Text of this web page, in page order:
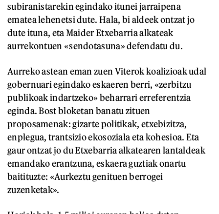
subiranistarekin egindako itunei jarraipena
ematea lehenetsi dute. Hala, bi aldeek ontzat jo
dute ituna, eta Maider Etxebarria alkateak
aurrekontuen «sendotasuna» defendatu du.
Aurreko astean eman zuen Viterok koalizioak udal
gobernuari egindako eskaeren berri, «zerbitzu
publikoak indartzeko» beharrari erreferentzia
eginda. Bost bloketan banatu zituen
proposamenak: gizarte politikak, etxebizitza,
enplegua, trantsizio ekosoziala eta kohesioa. Eta
gaur ontzat jo du Etxebarria alkatearen lantaldeak
emandako erantzuna, eskaera guztiak onartu
baitituzte: «Aurkeztu genituen berrogei
zuzenketak».